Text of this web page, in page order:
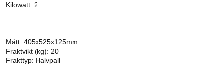
Kilowatt: 2
Mått: 405x525x125mm
Fraktvikt (kg): 20
Frakttyp: Halvpall